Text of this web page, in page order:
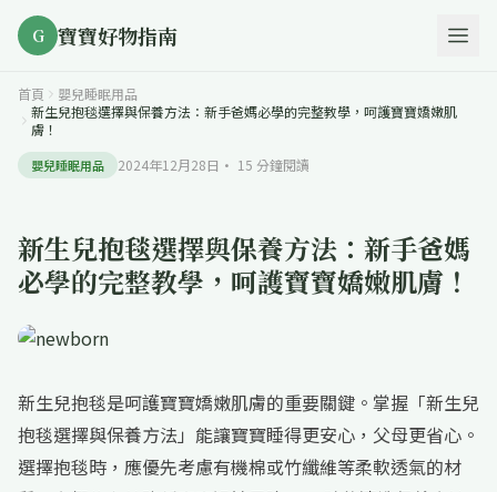
G 寶寶好物指南
首頁
嬰兒睡眠用品
新生兒抱毯選擇與保養方法：新手爸媽必學的完整教學，呵護寶寶嬌嫩肌
膚！
嬰兒睡眠用品 2024年12月28日 · 15 分鐘閱讀
新生兒抱毯選擇與保養方法：新手爸媽
必學的完整教學，呵護寶寶嬌嫩肌膚！
新生兒抱毯是呵護寶寶嬌嫩肌膚的重要關鍵。掌握「新生兒
抱毯選擇與保養方法」能讓寶寶睡得更安心，父母更省心。
選擇抱毯時，應優先考慮有機棉或竹纖維等柔軟透氣的材